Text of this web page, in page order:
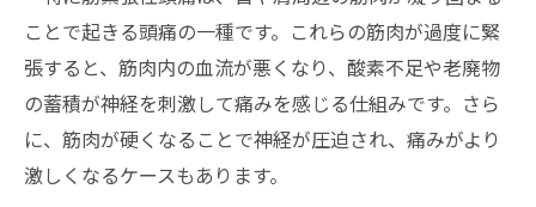
ことで起きる頭痛の一種です。これらの筋肉が過度に緊
張すると、筋肉内の血流が悪くなり、酸素不足や老廃物
の蓄積が神経を刺激して痛みを感じる仕組みです。さら
に、筋肉が硬くなることで神経が圧迫され、痛みがより
激しくなるケースもあります。